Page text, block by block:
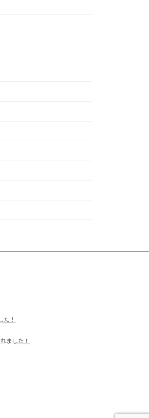
た！
ました！